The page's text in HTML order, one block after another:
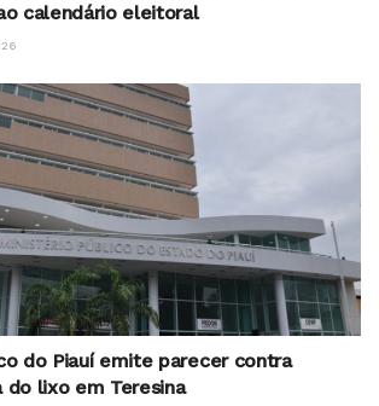
calendário eleitoral
do Piauí emite parecer contra
do lixo em Teresina